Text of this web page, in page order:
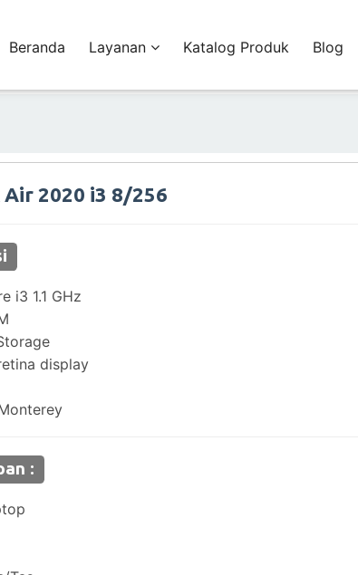
Beranda Layanan Katalog Produk Blog
Air 2020 i3 8/256
i3 1.1 GHz
display
: